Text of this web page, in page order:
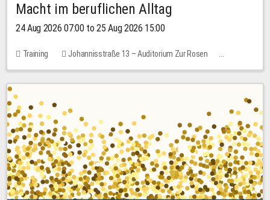
Macht im beruflichen Alltag
24 Aug 2026 07:00 to 25 Aug 2026 15:00
Training
Johannisstraße 13 – Auditorium Zur Rosen
1 place
30.00 EUR